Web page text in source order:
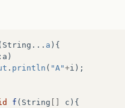
String ... a ){
: a )
. println ( "A"+i );
f ( String c ){